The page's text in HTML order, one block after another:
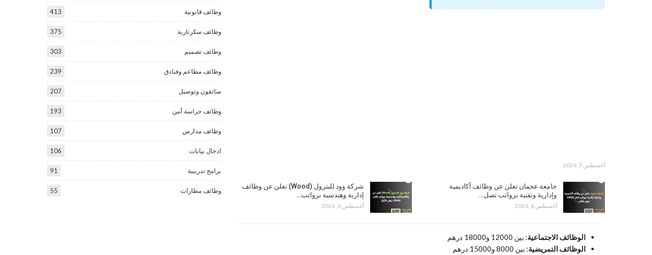
أغسطس 7, 2026
جامعة عجمان تعلن عن وظائف أكاديمية
وإدارية وتقنية برواتب تصل…
أغسطس 6, 2026
شركة وود للبترول (Wood) تعلن عن وظائف
إدارية وهندسية برواتب…
أغسطس 6, 2026
الوظائف الاجتماعية: بين 12000 و18000 درهم
الوظائف التمريضية: بين 8000 و15000 درهم
وظائف قانونية 413
وظائف سكرتارية 375
وظائف تصميم 303
وظائف مطاعم وفنادق 239
سائقون وتوصيل 207
وظائف حراسة أمن 193
وظائف مدارس 107
ادخال بيانات 106
برامج تدريبية 91
وظائف مطارات 55